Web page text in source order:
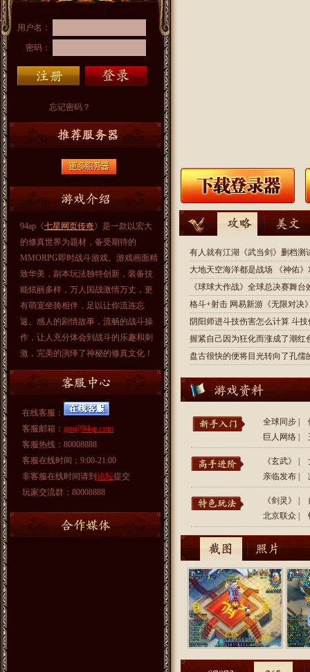
用户名：
密码：
忘记密码？
94ap《七星网页传奇》是一款以宏大
的修真世界为题材，备受期待的
MMORPG即时战斗游戏。游戏画面精
致华美，副本玩法独特创新，装备技
能炫丽多样，万人国战激情万丈，更
有萌宠坐骑相伴，足以让你流连忘
返。感人的剧情故事，流畅的战斗操
作，让人充分体会到战斗的乐趣和刺
激，完美的演绎了神秘的修真文化！
在线客服：
客服邮箱： gm@94ap.com
客服热线：80008888
客服在线时间：9:00-21:00
非客服在线时间请到 论坛提交
玩家交流群：80008888
有人就有江湖《武当剑》删档测
大地天空海洋都是战场 《神佑
《球球大作战》全球总决赛舞台
格斗+射击 网易新游《无限对决
阴阳师进斗技伤害怎么计算 斗
握紧自己因为狂化而涨成了潮红
盘古很快的便将目光转向了孔儒
全球同步
巨人网络
《玄武》
亲临发布
《剑灵》
北京联众